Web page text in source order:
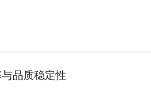
品质稳定性